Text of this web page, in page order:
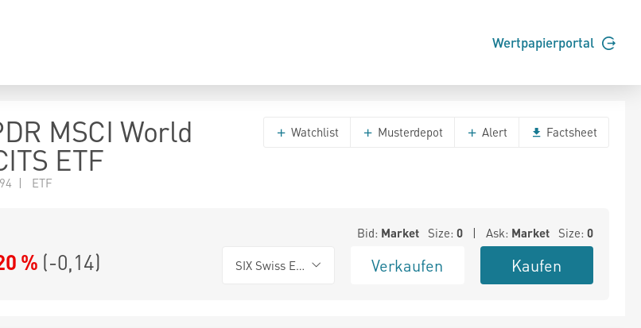
Wertpapierportal
MSCI World
ETF
| ETF
Watchlist Musterdepot Alert Factsheet
Bid: Market Size: 0| Ask: Market Size: 0
% (-0,14) SIX Swiss Exchange Verkaufen Kaufen